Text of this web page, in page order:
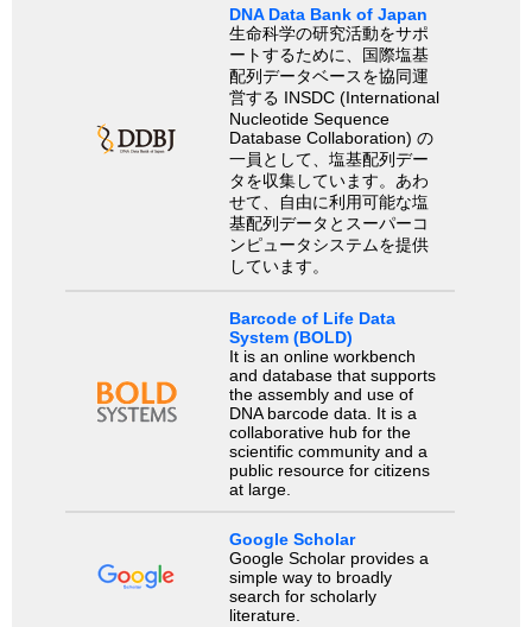
DNA Data Bank of Japan
生命科学の研究活動をサポ
ートするために、国際塩基
配列データベースを協同運
営する INSDC (International
Nucleotide Sequence
Database Collaboration) の
一員として、塩基配列デー
タを収集しています。あわ
せて、自由に利用可能な塩
基配列データとスーパーコ
ンピュータシステムを提供
しています。
Barcode of Life Data
System (BOLD)
It is an online workbench
and database that supports
the assembly and use of
DNA barcode data. It is a
collaborative hub for the
scientific community and a
public resource for citizens
at large.
Google Scholar
Google Scholar provides a
simple way to broadly
search for scholarly
literature.